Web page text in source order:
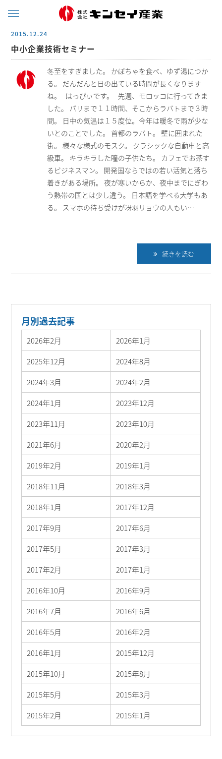
2015.12.24
中小企業技術セミナー
冬至をすぎました。 かぼちゃを食べ、ゆず湯につか
る。 だんだんと日の出ている時間が長くなります
ね。 はっぴぃです。 先週、モロッコに行ってきま
した。 パリまで１１時間、そこからラバトまで３時
間。 日中の気温は１５度位。今年は暖冬で雨が少な
いとのことでした。 首都のラバト。 壁に囲まれた
街。 様々な様式のモスク。 クラシックな自動車と高
級車。 キラキラした瞳の子供たち。 カフェでお茶す
るビジネスマン。 開発国ならではの若い活気と落ち
着きがある場所。 夜が寒いからか、夜中までにぎわ
う熱帯の国とは少し違う。 日本語を学べる大学もあ
る。 スマホの待ち受けが冴羽リョウの人もい…
続きを読む
月別過去記事
2026年2月
2026年1月
2025年12月
2024年8月
2024年3月
2024年2月
2024年1月
2023年12月
2023年11月
2023年10月
2021年6月
2020年2月
2019年2月
2019年1月
2018年11月
2018年3月
2018年1月
2017年12月
2017年9月
2017年6月
2017年5月
2017年3月
2017年2月
2017年1月
2016年10月
2016年9月
2016年7月
2016年6月
2016年5月
2016年2月
2016年1月
2015年12月
2015年10月
2015年8月
2015年5月
2015年3月
2015年2月
2015年1月